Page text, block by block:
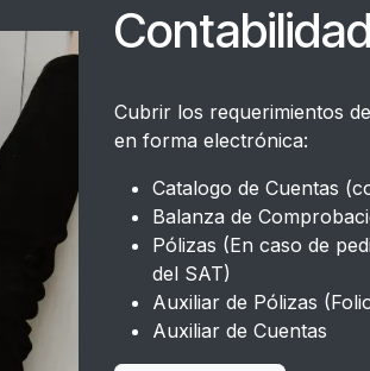
Cubrir los requerimientos
en forma electrónica:
Catalogo de Cuentas
Balanza de
Pólizas (En caso de
del SAT)
Auxiliar de Pólizas
Auxiliar de Cuentas